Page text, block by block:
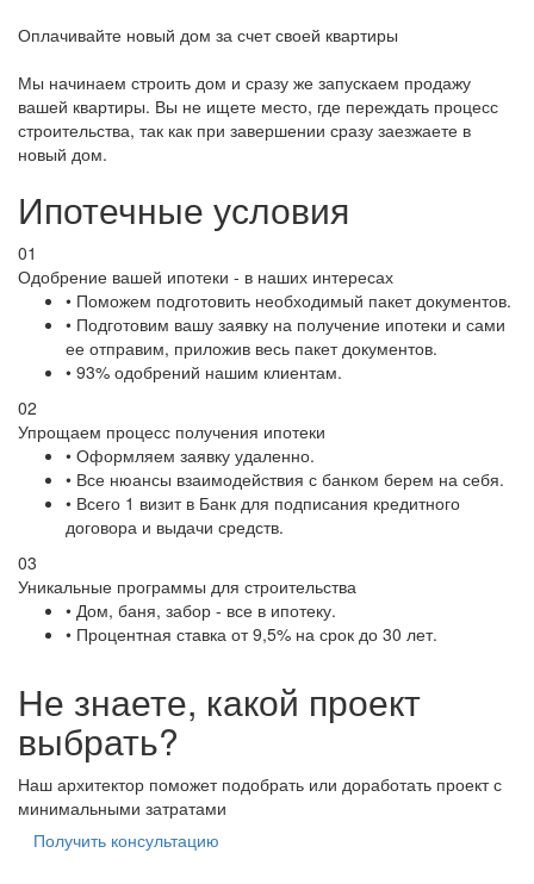
Оплачивайте новый дом за счет своей квартиры
Мы начинаем строить дом и сразу же запускаем продажу
вашей квартиры. Вы не ищете место, где переждать процесс
строительства, так как при завершении сразу заезжаете в
новый дом.
Ипотечные условия
01
Одобрение вашей ипотеки - в наших интересах
• Поможем подготовить необходимый пакет документов.
• Подготовим вашу заявку на получение ипотеки и сами
ее отправим, приложив весь пакет документов.
• 93% одобрений нашим клиентам.
02
Упрощаем процесс получения ипотеки
• Оформляем заявку удаленно.
• Все нюансы взаимодействия с банком берем на себя.
• Всего 1 визит в Банк для подписания кредитного
договора и выдачи средств.
03
Уникальные программы для строительства
• Дом, баня, забор - все в ипотеку.
• Процентная ставка от 9,5% на срок до 30 лет.
Не знаете, какой проект
выбрать?
Наш архитектор поможет подобрать или доработать проект с
минимальными затратами
Получить консультацию